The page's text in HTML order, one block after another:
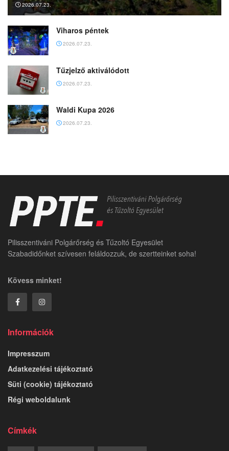
2026.07.23.
Viharos péntek
2026.07.23.
Tűzjelző aktiválódott
2026.07.23.
Waldi Kupa 2026
2026.07.23.
Pilisszentiváni Polgárőrség és Tűzoltó Egyesület
Szabadidőnket szívesen feláldozzuk, de szertteinket soha!
Kövess minket!
Információk
Impresszum
Adatkezelési tájékoztató
Süti (cookie) tájékoztató
Régi weboldalunk
Címkék